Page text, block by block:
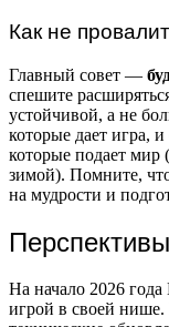
Как не
Главный совет —
спешите
устойчивой, а не
которые дает игра,
которые подает
зимой). Помните,
на мудрости и
На начало 2026
игрой в своей нише.